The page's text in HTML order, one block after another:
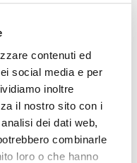
contenuti ed
social media e per
inoltre
il nostro sito con i
dei dati web,
combinarle
loro o che hanno